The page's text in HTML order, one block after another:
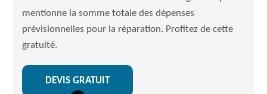
mentionne la somme totale des dépenses
prévisionnelles pour la réparation. Profitez de cette
gratuité.
DEVIS GRATUIT